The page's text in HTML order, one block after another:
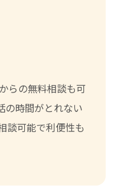
らの無料相談も可
の時間がとれない
談可能で利便性も